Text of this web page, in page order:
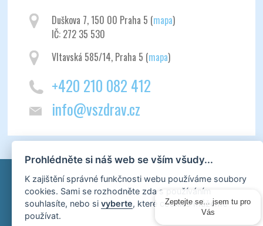
Duškova 7, 150 00 Praha 5 (mapa)
IČ: 272 35 530
Vltavská 585/14, Praha 5 (mapa)
+420 210 082 412
info@vszdrav.cz
Prohlédněte si náš web se vším všudy...
K zajištění správné funkčnosti webu používáme soubory
cookies. Sami se rozhodněte zda s používáním
souhlasíte, nebo sivyberte, které cookies můžeme
používat.
Zeptejte se... jsem tu pro
Vás